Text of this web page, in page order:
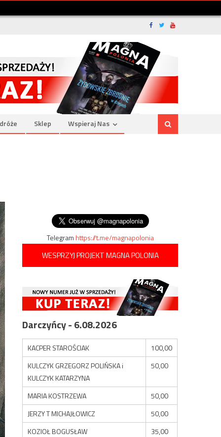
Sklep Wspieraj Nas
Telegramhttps://t.me/magnapolonia
WESPRZYJ PROJEKT MAGNA POLONIA
Darczyńcy - 6.08.2026
KACPER STAROŚCIAK
100,00
KULCZYK GRZEGORZ POLIŃSKA i
KULCZYK KATARZYNA
50,00
MARIA KOSTRZEWA
50,00
JERZY T MICHAJŁOWICZ
50,00
KOZIOŁ BOGUSŁAW
35,00